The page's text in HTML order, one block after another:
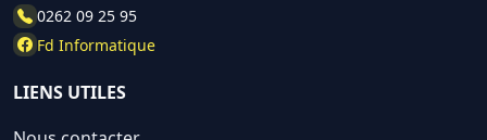
0262 09 25 95
Fd Informatique
LIENS UTILES